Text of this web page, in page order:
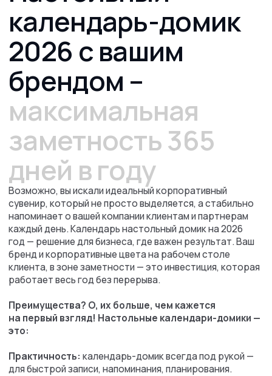
Практичность:
календарь-домик всегда под рукой —
для быстрой записи, напоминания, планирования.
Универсальность: подойдет для любой отрасли
и размера компании — от стартапа до крупного
холдинга.
Максимальная узнаваемость бренда:
кастомизация
под ваш стиль, фирменная палитра и логотип.
Долговечность и эффективность:
не теряет актуальности весь год и не отправляется
в ящик через неделю.
Рассчитать
стоимость
печати
календаря
Рассчитывайте заказ онлайн,
отслеживайте статусы заказа в личном
кабинете, копите бонусы и тратьте их на
следующий заказ.